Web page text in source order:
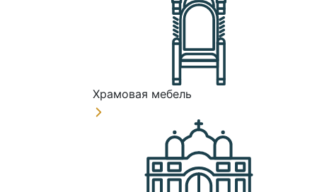
Храмовая мебель